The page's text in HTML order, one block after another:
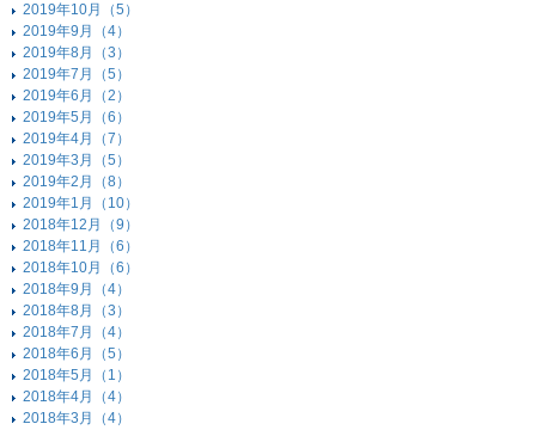
2019年10月（5）
2019年9月（4）
2019年8月（3）
2019年7月（5）
2019年6月（2）
2019年5月（6）
2019年4月（7）
2019年3月（5）
2019年2月（8）
2019年1月（10）
2018年12月（9）
2018年11月（6）
2018年10月（6）
2018年9月（4）
2018年8月（3）
2018年7月（4）
2018年6月（5）
2018年5月（1）
2018年4月（4）
2018年3月（4）